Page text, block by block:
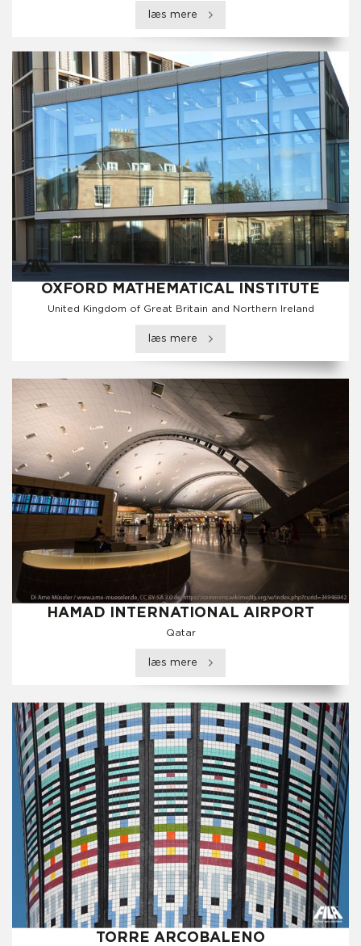
læs mere
OXFORD MATHEMATICAL INSTITUTE
United Kingdom of Great Britain and Northern Ireland
læs mere
HAMAD INTERNATIONAL AIRPORT
Qatar
læs mere
TORRE ARCOBALENO